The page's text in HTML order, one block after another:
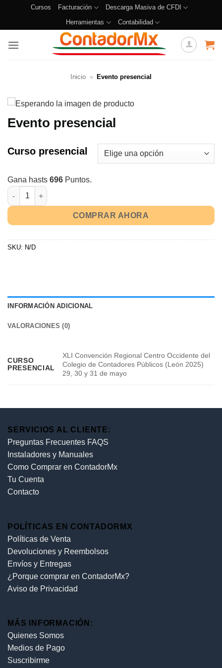
Cursos Facturación
Descarga Masiva de CFDI
Herramientas
Contabilidad
Inicio » Evento presencial
Evento presencial
Curso presencial
Gana hasts 696 Puntos.
COMPRAR AHORA
SKU: N/D
INFORMACIÓN ADICIONAL
VALORACIONES (0)
CURSO
PRESENCIAL
XLI Convención Regional Centro Occidente del
Colegio de Contadores Públicos (León 2025)
29, 30 y 31 de mayo
SERVICIOS AL CLIENTE:
Preguntas Frecuentes FAQS
Instaladores y Manuales
Como Comprar en ContadorMx
Tu Cuenta
Contacto
POLÍTICAS EN CONTADORMX
Políticas de Venta
Devoluciones y Reembolsos
Envíos y Entregas
¿Porque comprar en ContadorMx?
Aviso de Privacidad
MÁS INFORMACIÓN:
Quienes Somos
Medios de Pago
Suscribirme